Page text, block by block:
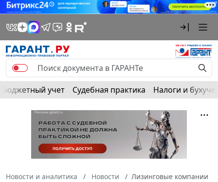
Бюджетный учет Судебная практика Налоги и
Новости и аналитика Новости
Лизинговые компании